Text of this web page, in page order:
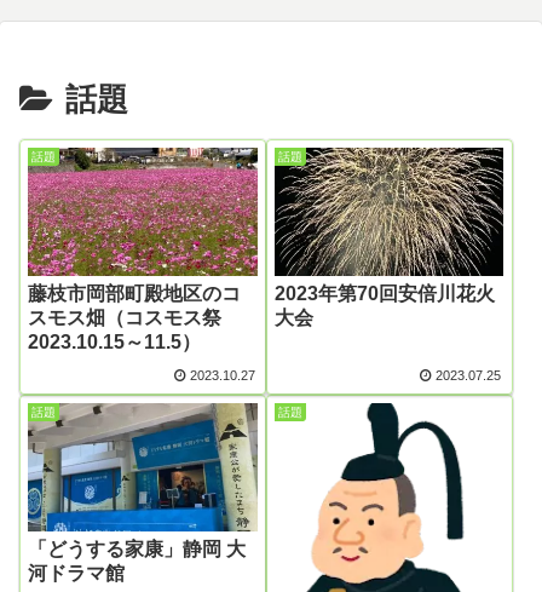
話題
話題
藤枝市岡部町殿地区のコ
スモス畑（コスモス祭
2023.10.15～11.5）
2023.10.27
話題
2023年第70回安倍川花火
大会
2023.07.25
話題
「どうする家康」静岡 大
河ドラマ館
話題